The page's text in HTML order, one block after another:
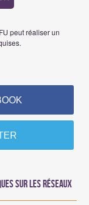
peut réaliser un
sur les réseaux